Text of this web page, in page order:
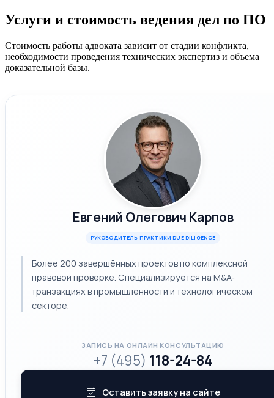
Услуги и стоимость ведения дел по ПО
Стоимость работы адвоката зависит от стадии конфликта,
необходимости проведения технических экспертиз и объема
доказательной базы.
Евгений Олегович Карпов
РУКОВОДИТЕЛЬ ПРАКТИКИ DUE DILIGENCE
Более 200 завершённых проектов по комплексной
правовой проверке. Специализируется на M&A-
транзакциях в промышленности и технологическом
секторе.
ЗАПИСЬ НА ОНЛАЙН КОНСУЛЬТАЦИЮ
+7 (495) 118-24-84
Оставить заявку на сайте